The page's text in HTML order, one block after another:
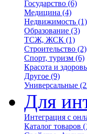
Государство (6)
Медицина (4)
Недвижимость (1)
Образование (3)
ТСЖ, ЖСК (1)
Строительство (2)
Спорт, туризм (6)
Красота и
Другое (9)
Универсальные
Для
Интеграция с
Каталог товаров